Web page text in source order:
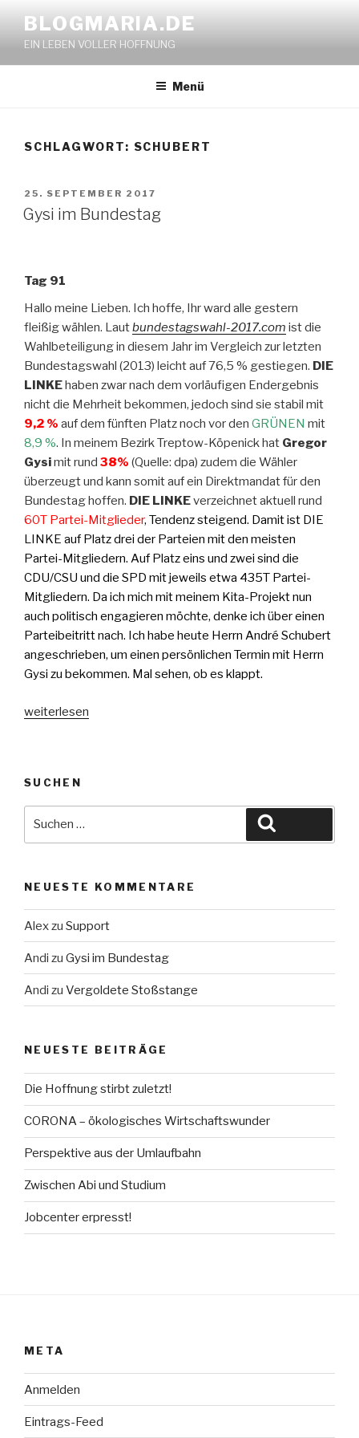
Inhalt
springen
BLOGMARIA.DE
EIN LEBEN VOLLER HOFFNUNG
Menü
SCHLAGWORT: SCHUBERT
VERÖFFENTLICHT
AM
25. SEPTEMBER 2017
Gysi im Bundestag
Tag 91
Hallo meine Lieben. Ich hoffe, Ihr ward alle gestern
fleißig wählen. Lautbundestagswahl-2017.com ist die
Wahlbeteiligung in diesem Jahr im Vergleich zur letzten
Bundestagswahl (2013) leicht auf 76,5 % gestiegen. DIE
LINKEhaben zwar nach dem vorläufigen Endergebnis
nicht die Mehrheit bekommen, jedoch sind sie stabil mit
9,2 % auf dem fünften Platz noch vor den GRÜNEN mit
8,9 %. In meinem Bezirk Treptow-Köpenick hat Gregor
Gysimit rund 38% (Quelle: dpa) zudem die Wähler
überzeugt und kann somit auf ein Direktmandat für den
Bundestag hoffen. DIE LINKEverzeichnet aktuell rund
60T Partei-Mitglieder, Tendenz steigend. Damit ist DIE
LINKE auf Platz drei der Parteien mit den meisten
Partei-Mitgliedern. Auf Platz eins und zwei sind die
CDU/CSU und die SPD mit jeweils etwa 435T Partei-
Mitgliedern. Da ich mich mit meinem Kita-Projekt nun
auch politisch engagieren möchte, denke ich über einen
Parteibeitritt nach. Ich habe heute Herrn André Schubert
angeschrieben, um einen persönlichen Termin mit Herrn
Gysi zu bekommen. Mal sehen, ob es klappt.
„Gysi
weiterlesen
SUCHEN
NEUESTE KOMMENTARE
Alexzu Support
Andi zu Gysi im Bundestag
Andi zu Vergoldete Stoßstange
NEUESTE BEITRÄGE
Die Hoffnung stirbt zuletzt!
CORONA – ökologisches Wirtschaftswunder
Perspektive aus der Umlaufbahn
Zwischen Abi und Studium
Jobcenter erpresst!
META
Anmelden
Eintrags-Feed